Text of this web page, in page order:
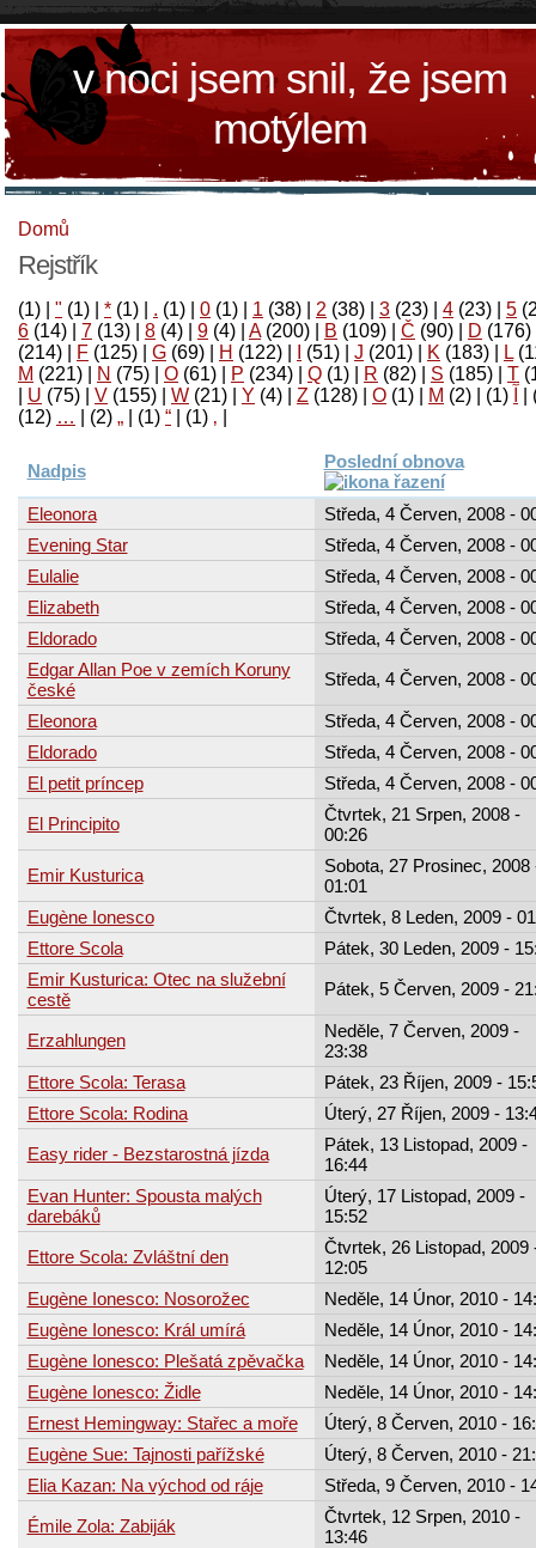
v noci jsem snil, že jsem
motýlem
Domů
Rejstřík
(1) " (1) * (1) . (1) 0 (1) 1 (38) 2 (38) 3 (23) 4 (23) 5
6 (14) 7 (13) 8 (4) 9 (4) A(200) B (109) Č (90) D (176)
(214)
F (125) G (69) H (122) (51) J (201) K (183) L
M (221) N (75) O (61) P (234) Q (1) R (82) S (185) T
U (75) V (155) W (21) Y (4) Z (128) Ο (1) М (2)
(1)
‚
(1)
“
(1)
„
(2)
…
(12)
Nadpis Poslední obnova
Eleonora
Středa, 4 Červen, 2008 -
Evening Star
Středa, 4 Červen, 2008 -
Eulalie
Středa, 4 Červen, 2008 -
Elizabeth
Středa, 4 Červen, 2008 -
Eldorado
Středa, 4 Červen, 2008 -
Edgar Allan Poe v zemích Koruny
české
Středa, 4 Červen, 2008 -
Eleonora
Středa, 4 Červen, 2008 -
Eldorado
Středa, 4 Červen, 2008 -
El petit príncep
Středa, 4 Červen, 2008 -
El Principito
Čtvrtek, 21 Srpen, 2008 -
00:26
Emir Kusturica
Sobota, 27 Prosinec, 2008
01:01
Eugène Ionesco
Čtvrtek, 8 Leden, 2009 -
Ettore Scola
Pátek, 30 Leden, 2009 -
Emir Kusturica: Otec na služební
cestě
Pátek, 5 Červen, 2009 -
Erzahlungen
Neděle, 7 Červen, 2009 -
23:38
Ettore Scola: Terasa
Pátek, 23 Říjen, 2009 -
Ettore Scola: Rodina
Úterý, 27 Říjen, 2009 -
Easy rider - Bezstarostná jízda
Pátek, 13 Listopad, 2009 -
16:44
Evan Hunter: Spousta malých
darebáků
Úterý, 17 Listopad, 2009 -
15:52
Ettore Scola: Zvláštní den
Čtvrtek, 26 Listopad, 2009
12:05
Eugène Ionesco: Nosorožec
Neděle, 14 Únor, 2010 -
Eugène Ionesco: Král umírá
Neděle, 14 Únor, 2010 -
Eugène Ionesco: Plešatá zpěvačka
Neděle, 14 Únor, 2010 -
Eugène Ionesco: Židle
Neděle, 14 Únor, 2010 -
Ernest Hemingway: Stařec a moře
Úterý, 8 Červen, 2010 -
Eugène Sue: Tajnosti pařížské
Úterý, 8 Červen, 2010 -
Elia Kazan: Na východ od ráje
Středa, 9 Červen, 2010 -
Émile Zola: Zabiják
Čtvrtek, 12 Srpen, 2010 -
13:46